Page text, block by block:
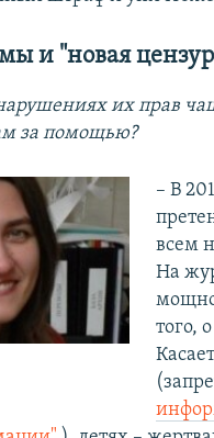
и "новая
их прав
за помощью?
– В
всем
На
того,